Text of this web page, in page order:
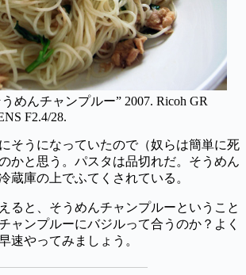
めんチャンプルー” 2007. Ricoh GR
F2.4/28.
そうになっていたので（奴らは簡単に死
かと思う。パスタは品切れだ。そうめん
蔵庫の上でふてくされている。
ると、そうめんチャンプルーということ
ャンプルーにバジルって合うのか？よく
速やってみましょう。